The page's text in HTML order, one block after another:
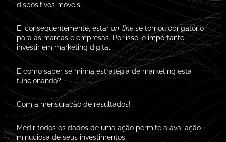
dispositivos móveis.
E, consequentemente, estaron-linese tornou obrigatório
para as marcas e empresas. Por isso, é importante
investir em marketing digital.
E como saber se minha estratégia de marketing está
funcionando?
Com a mensuração de resultados!
Medir todos os dados de uma ação permite a avaliação
minuciosa de seus investimentos.